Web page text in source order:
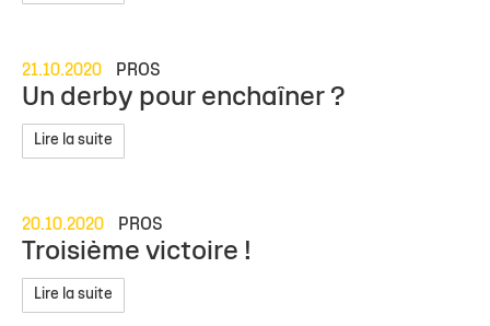
21.10.2020 PROS
Un derby pour enchaîner ?
Lire la suite
20.10.2020 PROS
Troisième victoire !
Lire la suite